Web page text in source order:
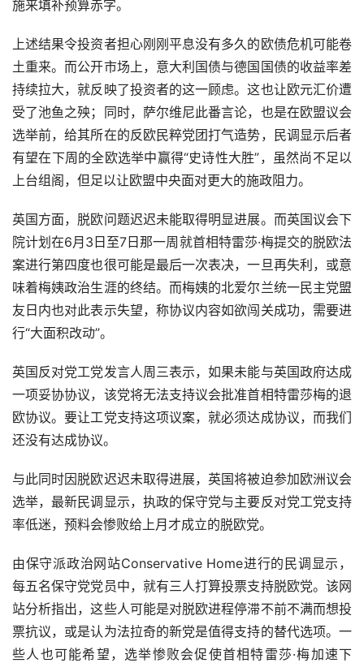
施来填补预算赤字。
上述结果令投资者担心刚刚平息没有多久的欧债危机可能卷
土重来。而公开市场上，意大利国债与德国国债的收益率差
持续拉大，就反映了投资者的这一顾虑。这也让欧元汇价遭
受了池鱼之殃；同时，萨尔维尼此番言论，也是在欧盟议会
选举前，给其所在的反欧民粹党团打气造势，民调显示后者
有望在下周的全欧选举中赢得“史诗性大胜”，虽然尚不足以
上台组阁，但足以让欧盟中央面对更大的施政阻力。
英国方面，脱欧问题迟迟未能取得明显进展。而英国议会下
院计划在6月3日至7日那一周就首相特雷莎·梅提交的脱欧法
案进行第四度也很可能是最后一次表决，一旦再失利，或意
味着梅姨政治生涯的终结。而梅姨的北爱尔兰统一民主党盟
友日内也对此表示失望，称协议内容如欲闯关成功，需要进
行“大面积改动”。
英国反对党工党发言人周三表示，如果未能与英国政府达成
一项妥协协议，该党将无法支持议会批准首相特雷莎梅的退
欧协议。要让工党支持这项议案，就必须达成协议，而我们
还没有达成协议。
与此同时因脱欧迟迟未取得进展，英国将被迫参加欧洲议会
选举，最新民调显示，执政的保守党与主要反对党工党支持
率低迷，预料会惨败给上月才成立的脱欧党。
由保守派政治网站Conservative Home进行的民调显示，
每五名保守党党员中，就有三人打算投票支持脱欧党。该网
站分析指出，这些人可能是对脱欧进程停滞不前不满而想投
票抗议，或是认为法拉奇的新党是值得支持的替代选项。一
些人也可能希望，选举惨败会促使首相特雷莎·梅加速下